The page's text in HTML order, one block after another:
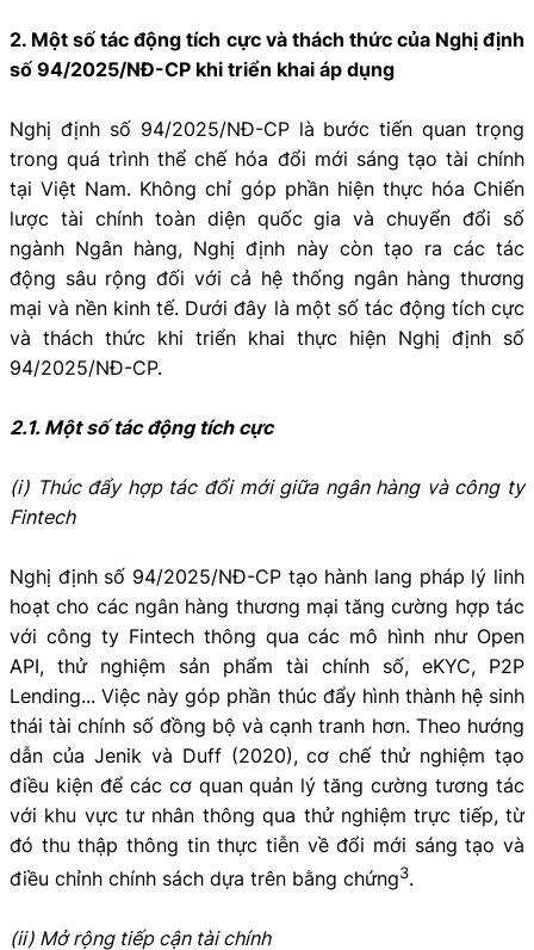
2. Một số tác động tích cực và thách thức của Nghị định
số 94/2025/NĐ-CP khi triển khai áp dụng
Nghị định số 94/2025/NĐ-CP là bước tiến quan trọng
trong quá trình thể chế hóa đổi mới sáng tạo tài chính
tại Việt Nam. Không chỉ góp phần hiện thực hóa Chiến
lược tài chính toàn diện quốc gia và chuyển đổi số
ngành Ngân hàng, Nghị định này còn tạo ra các tác
động sâu rộng đối với cả hệ thống ngân hàng thương
mại và nền kinh tế. Dưới đây là một số tác động tích cực
và thách thức khi triển khai thực hiện Nghị định số
94/2025/NĐ-CP.
2.1. Một số tác động tích cực
(i) Thúc đẩy hợp tác đổi mới giữa ngân hàng và công ty
Fintech
Nghị định số 94/2025/NĐ-CP tạo hành lang pháp lý linh
hoạt cho các ngân hàng thương mại tăng cường hợp tác
với công ty Fintech thông qua các mô hình như Open
API, thử nghiệm sản phẩm tài chính số, eKYC, P2P
Lending... Việc này góp phần thúc đẩy hình thành hệ sinh
thái tài chính số đồng bộ và cạnh tranh hơn. Theo hướng
dẫn của Jenik và Duff (2020), cơ chế thử nghiệm tạo
điều kiện để các cơ quan quản lý tăng cường tương tác
với khu vực tư nhân thông qua thử nghiệm trực tiếp, từ
đó thu thập thông tin thực tiễn về đổi mới sáng tạo và
điều chỉnh chính sách dựa trên bằng chứng3.
(ii) Mở rộng tiếp cận tài chính